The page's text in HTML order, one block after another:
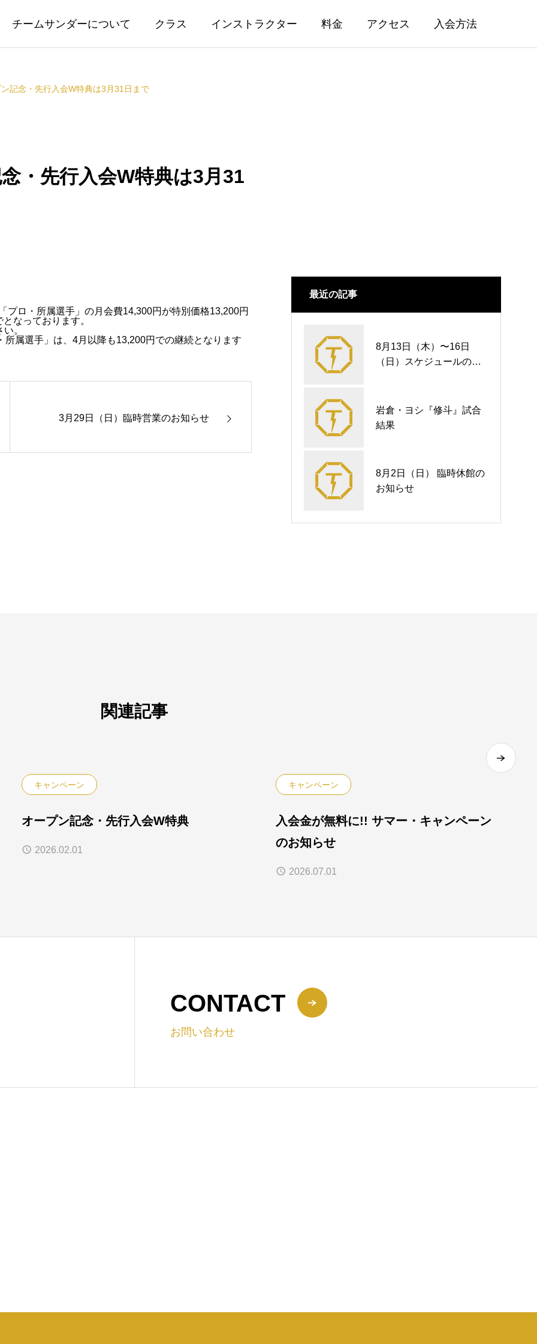
チームサンダーについて クラス インストラクター 料金 アクセス 入会方法
記念・先行入会W特典は3月31日まで
・先行入会W特典は3月31
プロ・所属選手」の月会費14,300円が特別価格13,200円
なっております。
。
属選手」は、4月以降も13,200円での継続となります
3月29日（日）臨時営業のお知らせ
最近の記事
8月13日（木）〜16日
（日）スケジュールのお
岩倉・ヨシ『修斗』試合
結果
8月2日（日） 臨時休館の
お知らせ
関連記事
キャンペーン
オープン記念・先行入会W特典
2026.02.01
キャンペーン
入会金が無料に!! サマー・キャンペーン
のお知らせ
2026.07.01
CONTACT
お問い合わせ